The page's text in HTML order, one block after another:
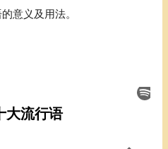
意义及用法。